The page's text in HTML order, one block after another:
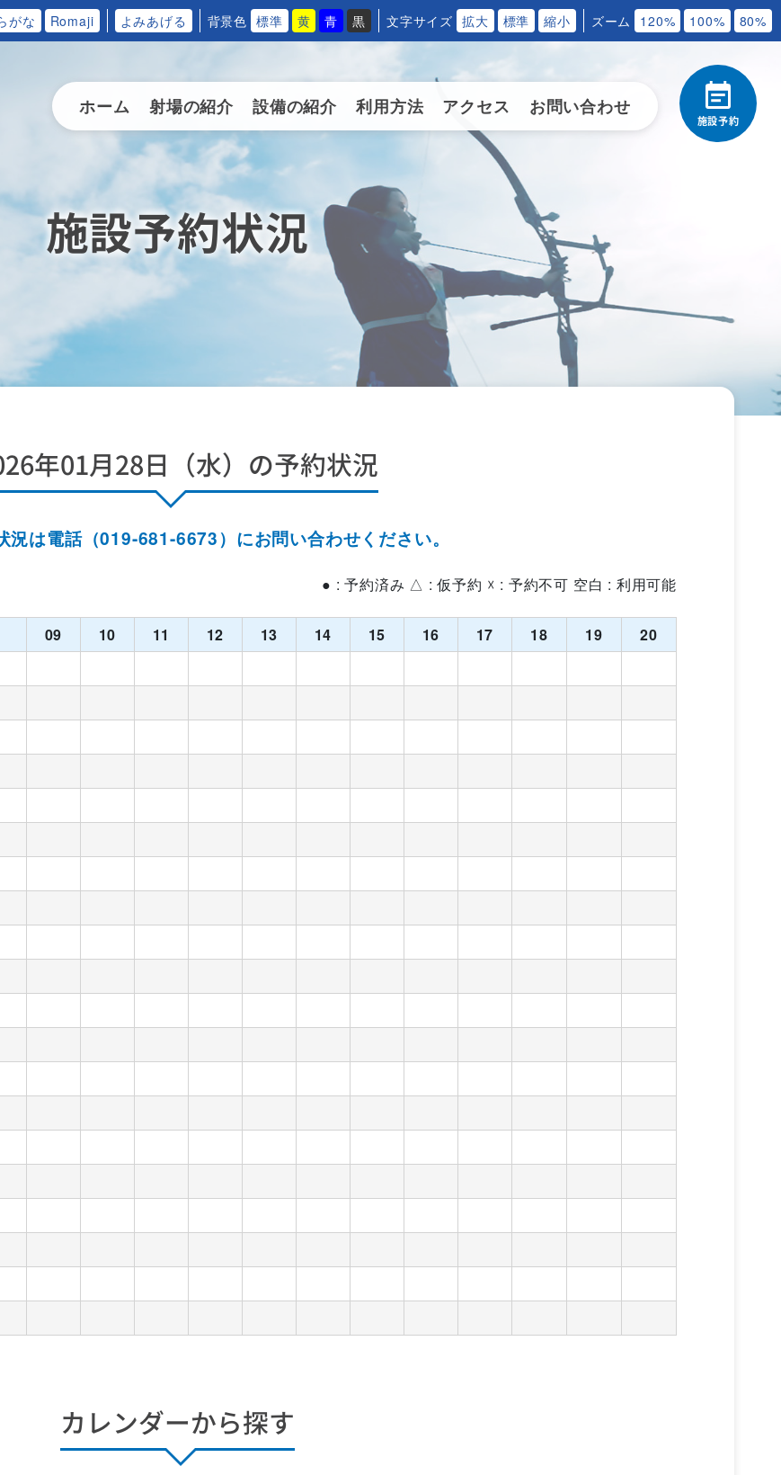
がな Romaji よみあげる 背景色 標準 黄 青 黒 文字サイズ 拡大 標準 縮小 ズーム 120% 100% 80%
ホーム 射場の紹介 設備の紹介 利用方法 アクセス お問い合わせ
施設予約
施設予約状況
年01月28日（水）の予約状況
況は電話（019-681-6673）にお問い合わせください。
● : 予約済み △ : 仮予約 ☓ : 予約不可 空白 : 利用可能
09 10 11 12 13 14 15 16 17 18 19
20
カレンダーから探す